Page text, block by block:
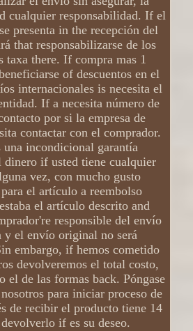
cualquier responsabilidad. If el
presenta in the recepción del
that responsabilizarse de los
taxa there. If compra mas 1
of descuentos en el
internacionales is necesita el
If a necesita número de
por si la empresa de
contactar con el comprador.
una incondicional garantía
dinero if usted tiene cualquier
vez, con mucho gusto
el artículo a reembolso
el artículo descrito and
responsible del envío
y el envío original no será
embargo, if hemos cometido
devolveremos el total costo,
el de las formas back. Póngase
para iniciar proceso de
de recibir el producto tiene 14
if es su deseo.